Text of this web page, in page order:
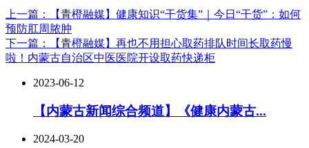
上一篇：【青橙融媒】健康知识“干货集”｜今日“干货”：如何
预防肛周脓肿
下一篇：【青橙融媒】再也不用担心取药排队时间长取药慢
啦！内蒙古自治区中医医院开设取药快递柜
2023-06-12
【内蒙古新闻综合频道】《健康内蒙古...
2024-03-20